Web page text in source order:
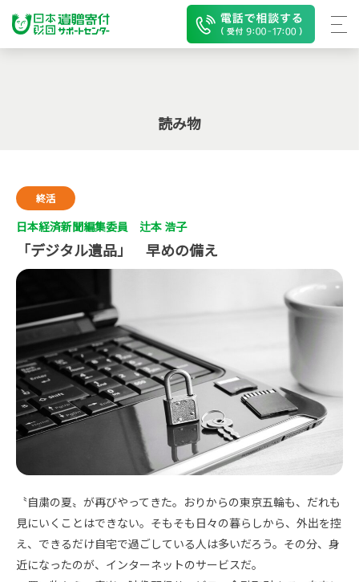
読み物
終活
日本経済新聞編集委員 辻本 浩子
「デジタル遺品」 早めの備え
〝自粛の夏〟が再びやってきた。おりからの東京五輪も、だれも
見にいくことはできない。そもそも日々の暮らしから、外出を控
え、できるだけ自宅で過ごしている人は多いだろう。その分、身
近になったのが、インターネットのサービスだ。